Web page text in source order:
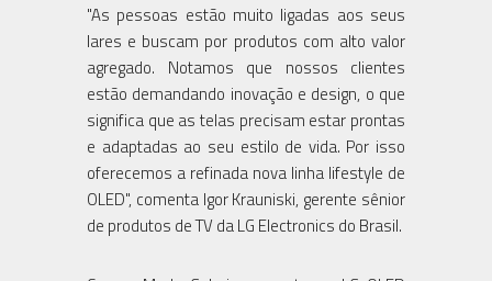
"As pessoas estão muito ligadas aos seus
lares e buscam por produtos com alto valor
agregado. Notamos que nossos clientes
estão demandando inovação e design, o que
significa que as telas precisam estar prontas
e adaptadas ao seu estilo de vida. Por isso
oferecemos a refinada nova linha lifestyle de
OLED", comenta Igor Krauniski, gerente sênior
de produtos de TV da LG Electronics do Brasil.